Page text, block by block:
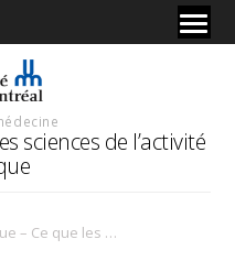
sciences de l’activité
Activité physique – Ce que les filles ne disent pas